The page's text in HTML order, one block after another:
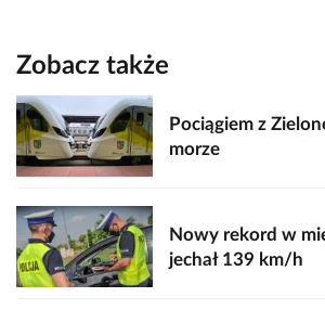
Zobacz także
Pociągiem z
morze
Nowy rekord w
jechał 139 km/h